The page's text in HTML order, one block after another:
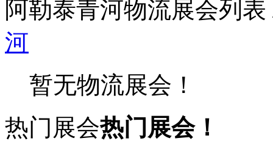
阿勒泰青河物流展会列表
河
暂无物流展会！
热门展会热门展会！